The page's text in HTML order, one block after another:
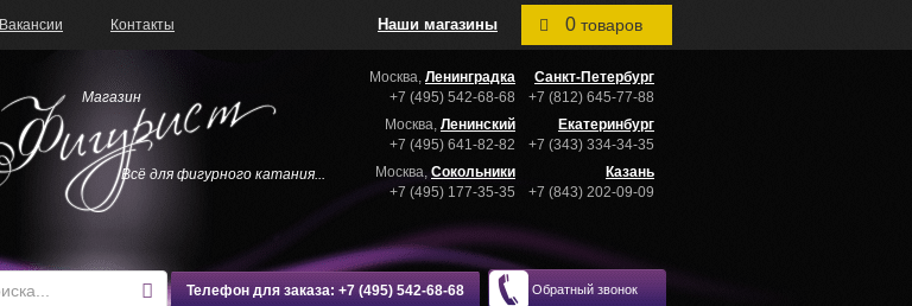
Вакансии Контакты 0 товаров
Наши магазины
Магазин
Всё для фигурного катания...
Телефон для заказа: +7 (495) 542-68-68
Москва, Ленинградка
+7 (495) 542-68-68
Москва, Ленинский
+7 (495) 641-82-82
Москва, Сокольники
+7 (495) 177-35-35
Санкт-Петербург
+7 (812) 645-77-88
Екатеринбург
+7 (343) 334-34-35
Казань
+7 (843) 202-09-09
Обратный звонок